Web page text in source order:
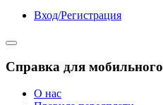
Вход/Регистрация
Справка для мобильного
О нас